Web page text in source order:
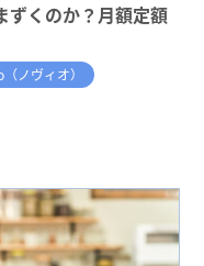
ずくのか？月額定額
ノヴィオ）